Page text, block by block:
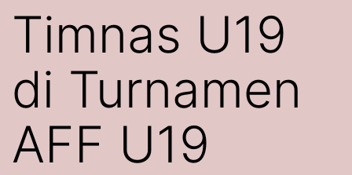
Timnas U19
di Turnamen
AFF U19